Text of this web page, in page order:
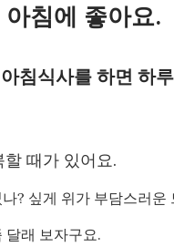
침에 좋아요.
침식사를 하면 하
때가 있어요.
? 싶게 위가 부담스러운
달래 보자구요.